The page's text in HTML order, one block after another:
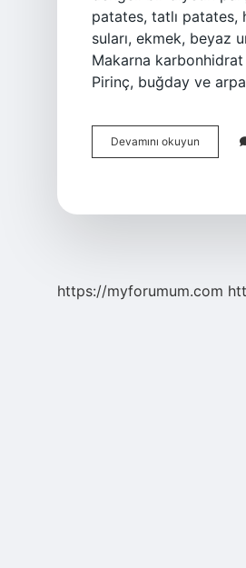
patates, tatlı patates,
suları, ekmek, beyaz
Makarna karbonhidrat
Pirinç, buğday ve
Devamını okuyun Makarna
Basit
https://myforumum.com